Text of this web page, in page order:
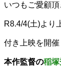
いつもご愛顧
R8.4/4(土)より
付き上映を開催
本作監督の稲